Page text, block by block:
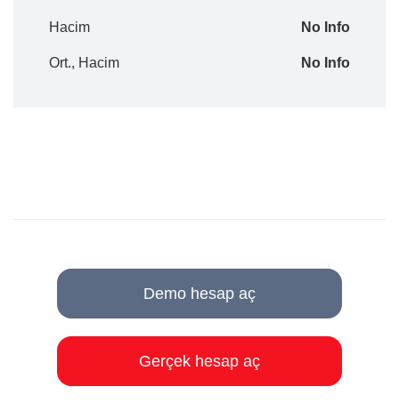
Hacim No Info
Ort., Hacim No Info
Demo hesap aç
Gerçek hesap aç